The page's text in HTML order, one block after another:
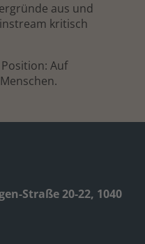
Straße 20-22, 1040
aus und
kritisch
Auf